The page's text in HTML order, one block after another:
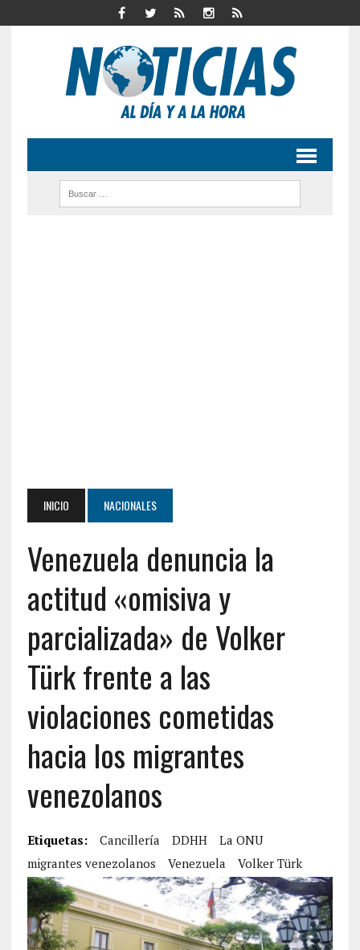
INICIO NACIONALES
Venezuela denuncia la
actitud «omisiva y
parcializada» de Volker
Türk frente a las
violaciones cometidas
hacia los migrantes
venezolanos
Etiquetas: Cancillería DDHH
La ONU
migrantes venezolanos
Venezuela Volker Türk